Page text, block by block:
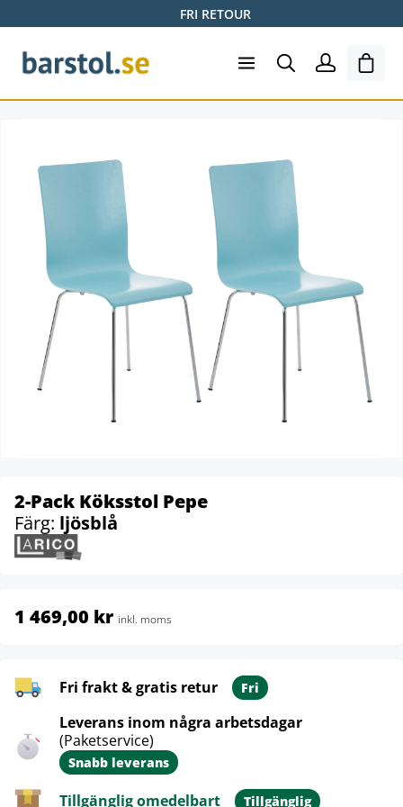
FRI RETOUR
2-Pack Köksstol Pepe
Färg: ljösblå
1 469,00 kr inkl. moms
Fri frakt & gratis retur Fri
Leverans inom några arbetsdagar
(Paketservice)
Snabb leverans
Tillgänglig omedelbart Tillgänglig